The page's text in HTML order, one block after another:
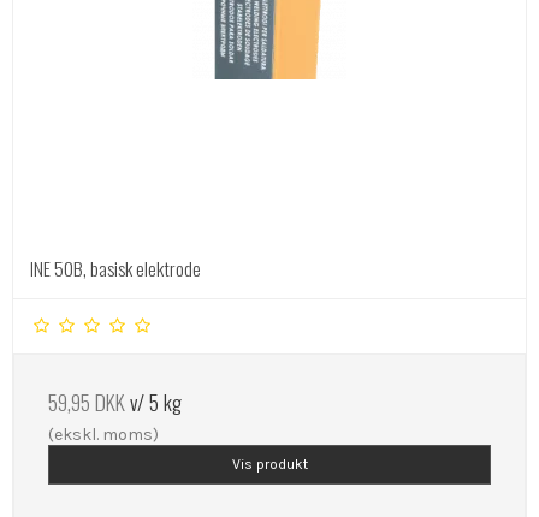
INE 50B, basisk elektrode
59,95 DKKv/ 5 kg
(ekskl. moms)
Vis produkt